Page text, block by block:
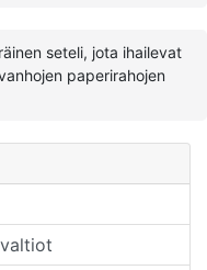
seteli, jota ihailevat
paperirahojen